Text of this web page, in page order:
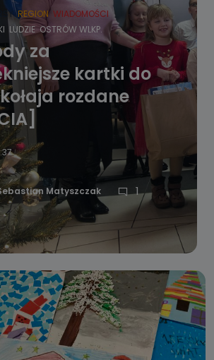
REGION WIADOMOŚCI
LUDZIE OSTRÓW WLKP.
za
kartki do
rozdane
Matyszczak 1